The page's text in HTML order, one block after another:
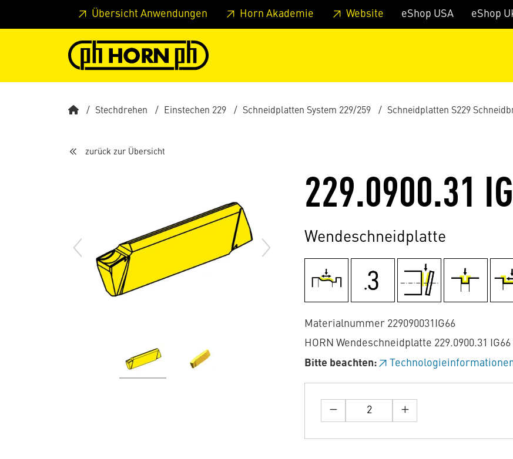
Springe zu Hauptinhalt Springe zum Header Springe zum Footer Springe zum Hauptmenu Springe zur
Übersicht Anwendungen Horn Akademie Website eShop USA eShop
Stechdrehen Einstechen 229 Schneidplatten System 229/259 Schneidplatten S229
zurück zur Übersicht
229.0900.31
Wendeschneidplatte
Materialnummer 229090031IG66
HORN Wendeschneidplatte 229.0900.31
Bitte beachten: